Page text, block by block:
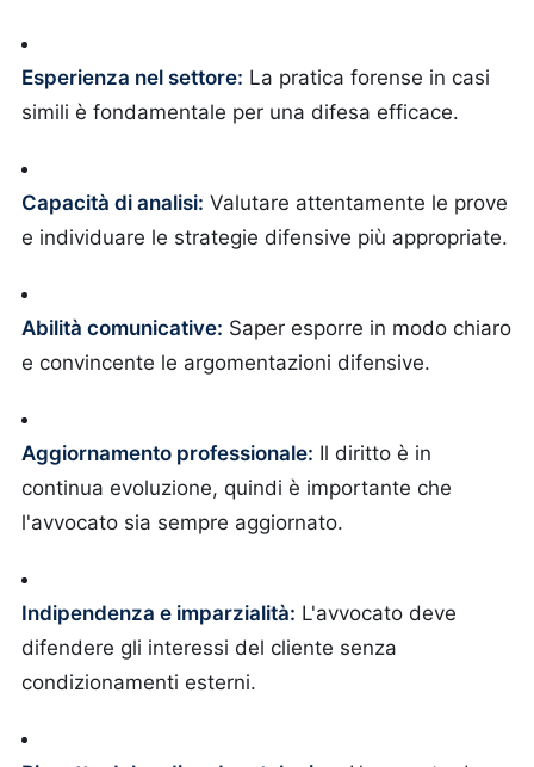
Esperienza nel settore: La pratica forense in casi
simili è fondamentale per una difesa efficace.
Capacità di analisi: Valutare attentamente le prove
e individuare le strategie difensive più appropriate.
Abilità comunicative: Saper esporre in modo chiaro
e convincente le argomentazioni difensive.
Aggiornamento professionale: Il diritto è in
continua evoluzione, quindi è importante che
l'avvocato sia sempre aggiornato.
Indipendenza e imparzialità: L'avvocato deve
difendere gli interessi del cliente senza
condizionamenti esterni.